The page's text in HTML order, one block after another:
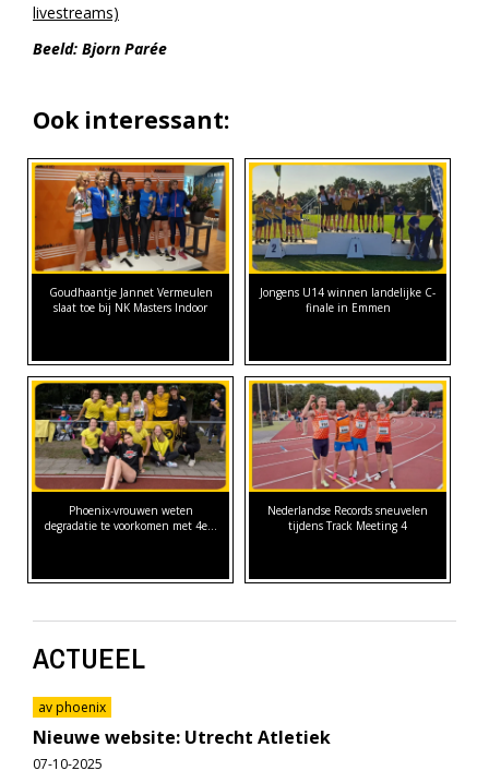
livestreams)
Beeld: Bjorn Parée
Ook interessant:
Goudhaantje Jannet Vermeulen
slaat toe bij NK Masters Indoor
Jongens U14 winnen landelijke C-
finale in Emmen
Phoenix-vrouwen weten
degradatie te voorkomen met 4e…
Nederlandse Records sneuvelen
tijdens Track Meeting 4
ACTUEEL
av phoenix
Nieuwe website: Utrecht Atletiek
07-10-2025